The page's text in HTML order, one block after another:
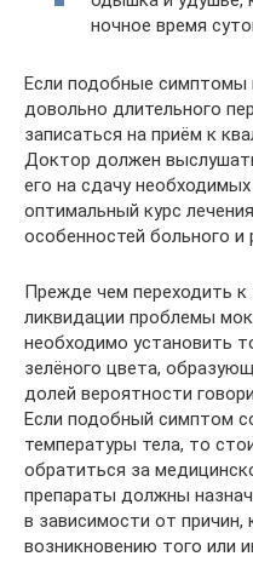
ночное время
Если подобные симптомы
довольно длительного
записаться на приём к
Доктор должен
его на сдачу
оптимальный курс
особенностей больного и
Прежде чем переходить к
ликвидации проблемы
необходимо установить
зелёного цвета,
долей вероятности
Если подобный симптом
температуры тела, то
обратиться за
препараты должны
в зависимости от причин,
возникновению того или